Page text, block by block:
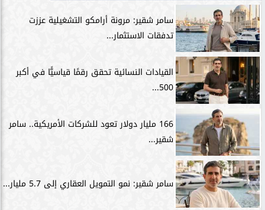
سامر شقير: مرونة أرامكو التشغيلية عززت
تدفقات الاستثمار...
القيادات النسائية تحقق رقمًا قياسيًّا في أكبر
500...
166 مليار دولار تعود للشركات الأمريكية.. سامر
شقير...
سامر شقير: نمو التمويل العقاري إلى 5.7 مليار...